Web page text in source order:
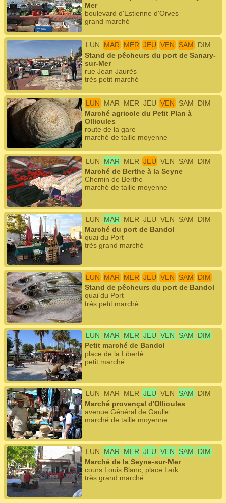
Mer
boulevard d'Estienne d'Orves
grand marché
LUN MAR MER JEU VEN SAM
DIM
Stand de pêcheurs du port de Sanary-
sur-Mer
rue Jean Jaurès
très petit marché
LUN MAR MER JEU VEN SAM
DIM
Marché agricole du Petit Plan à
Ollioules
route de la gare
marché de taille moyenne
LUN MAR MER JEU VEN SAM
DIM
Marché de Berthe à la Seyne
Chemin de Berthe
marché de taille moyenne
LUN MAR MER JEU VEN SAM
DIM
Marché du port de Bandol
quai du Port
très grand marché
LUN MAR MER JEU VEN SAM
DIM
Stand de pêcheurs du port de Bandol
quai du Port
très petit marché
LUN MAR MER JEU VEN SAM
DIM
Petit marché de Bandol
place de la Liberté
petit marché
LUN MAR MER JEU VEN SAM
DIM
Marché provençal d'Ollioules
avenue Général de Gaulle
marché de taille moyenne
LUN MAR MER JEU VEN SAM
DIM
Marché de la Seyne-sur-Mer
cours Louis Blanc, place Laïk
très grand marché